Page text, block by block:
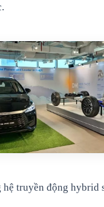
truyền động hybrid